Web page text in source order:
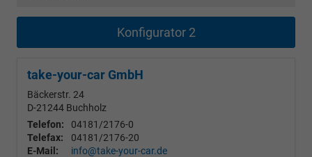
Konfigurator 2
take-your-car GmbH
Bäckerstr. 24
D-21244 Buchholz
Telefon:
04181/2176-0
Telefax:
04181/2176-20
E-Mail:
info@take-your-car.de